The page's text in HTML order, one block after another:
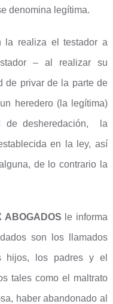
denomina legítima.
la realiza el testador a
– al realizar su
privar de la parte de
heredero (la legítima)
de desheredación, la
en la ley, así
de lo contrario la
ABOGADOS le informa
son los llamados
hijos, los padres y el
tales como el maltrato
haber abandonado al